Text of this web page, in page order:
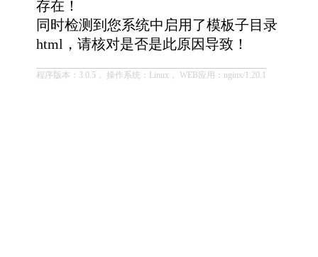
存在！
同时检测到您系统中启用了模板子目录
html，请核对是否是此原因导致！
程序版本：3.0.5， 操作系统：Linux， WEB应用：nginx/1.20.1